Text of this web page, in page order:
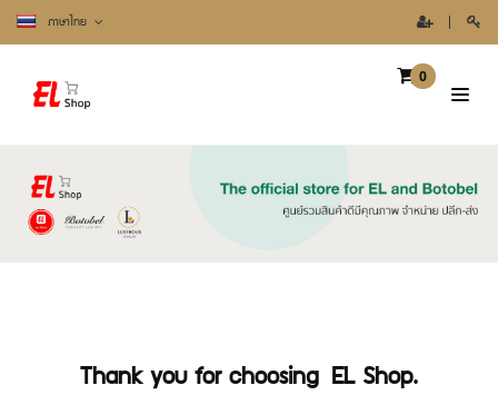
ภาษาไทย
0
Thank you for choosing EL Shop.